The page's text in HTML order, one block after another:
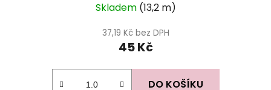
hodnocení
produktu
je
Skladem (13,2 m)
37,19 Kč bez DPH
45 Kč
DO KOŠÍKU